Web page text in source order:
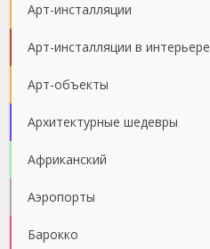
Арт-инсталляции
Арт-инсталляции в интерьере
Арт-объекты
Архитектурные шедевры
Африканский
Аэропорты
Барокко